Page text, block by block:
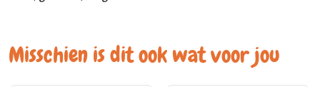
Misschien is dit ook wat voor jou